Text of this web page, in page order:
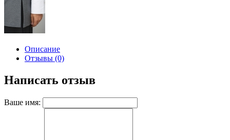
Описание
Отзывы (0)
Написать отзыв
Ваше имя: